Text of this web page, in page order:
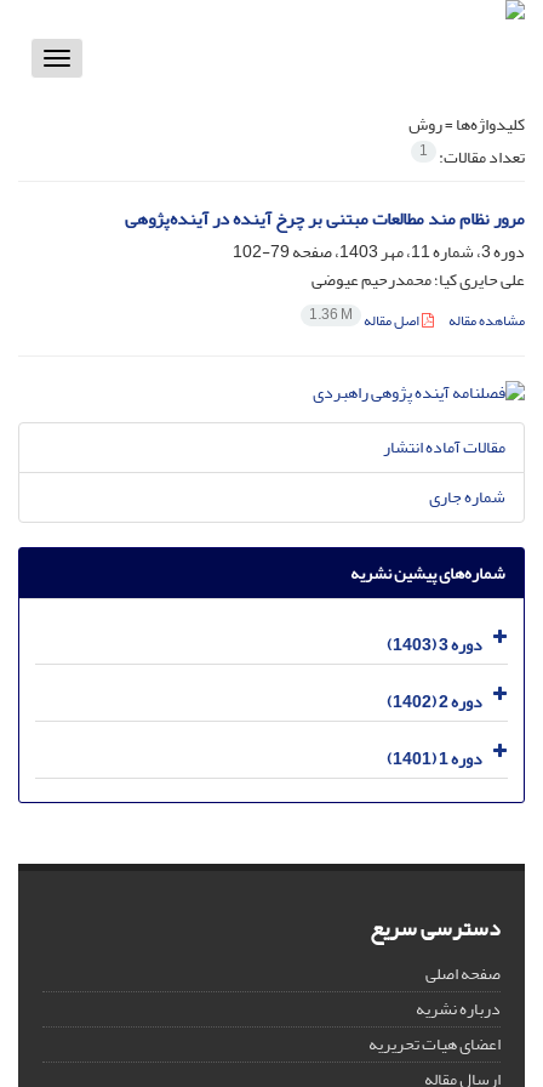
Toggle
کلیدواژه‌ها =روش
تعداد مقالات: 1
مرور نظام مند مطالعات مبتنی بر چرخ آینده در آینده‌پژوهی
دوره 3، شماره 11، مهر 1403، صفحه
79-102
علی حایری کیا؛ محمدرحیم عیوضی
مشاهده مقاله اصل مقاله 1.36 M
مقالات آماده انتشار
شماره جاری
شماره‌های پیشین نشریه
دوره 3 (1403)
دوره 2 (1402)
دوره 1 (1401)
دسترسی سریع
صفحه اصلی
درباره نشریه
اعضای هیات تحریریه
ارسال مقاله